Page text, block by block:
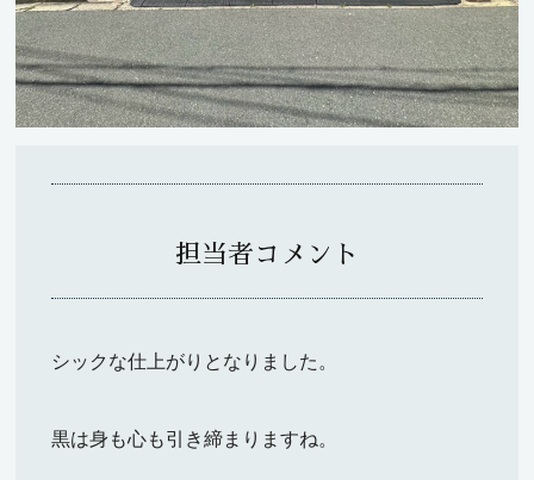
担当者コメント
シックな仕上がりとなりました。
黒は身も心も引き締まりますね。